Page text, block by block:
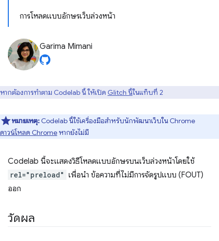
การโหลดแบบอักษรเว็บล่วงหน้า
Garima Mimani
หากต้องการทำตาม Codelab นี้ ให้เปิด Glitch นี้ในแท็บที่ 2
หมายเหตุ: Codelab นี้ใช้เครื่องมือสำหรับนักพัฒนาเว็บใน Chrome
ดาวน์โหลด Chrome หากยังไม่มี
Codelab นี้จะแสดงวิธีโหลดแบบอักษรบนเว็บล่วงหน้าโดยใช้
rel="preload" เพื่อนำ ข้อความที่ไม่มีการจัดรูปแบบ (FOUT)
ออก
วัดผล